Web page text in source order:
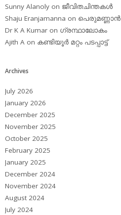
Sunny Alanoly on ജീവിതചിന്തകള്‍
Shaju Eranjamanna on പെരുമണ്ണാന്‍
Dr K A Kumar on ഗ്രന്ഥാലോകം
Ajith A on കണ്ടിയൂര്‍ മറ്റം പടപ്പാട്ട്‌
Archives
July 2026
January 2026
December 2025
November 2025
October 2025
February 2025
January 2025
December 2024
November 2024
August 2024
July 2024